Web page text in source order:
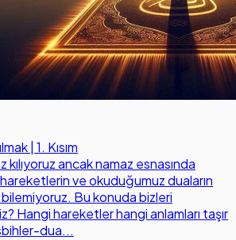
| 1. Kısım
ancak namaz esnasında
ve okuduğumuz duaların
bilemiyoruz. Bu konuda bizleri
Hangi hareketler hangi anlamları taşır
dua...